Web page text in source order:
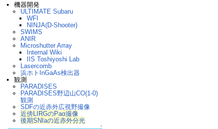
機器開発
ULTIMATE Subaru
WFI
NINJA(D-Shooter)
SWIMS
ANIR
Microshutter Array
Internal Wiki
IIS Toshiyoshi Lab
Lasercomb
浜ホトInGaAs検出器
観測
PARADISES
PARADISES野辺山CO(1-0)
観測
SDFの近赤外広視野撮像
近傍LIRGのPaα撮像
後期SNIaの近赤外分光
↑